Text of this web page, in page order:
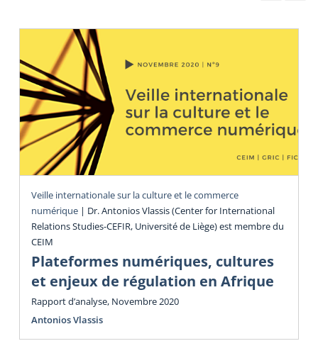
Veille internationale sur la culture et le commerce
numérique | Dr. Antonios Vlassis (Center for International
Relations Studies-CEFIR, Université de Liège) est membre du
CEIM
Plateformes numériques, cultures
et enjeux de régulation en Afrique
Rapport d’analyse, Novembre 2020
Antonios Vlassis